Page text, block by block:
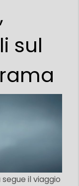
sul
il viaggio